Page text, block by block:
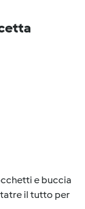
e buccia
il tutto per